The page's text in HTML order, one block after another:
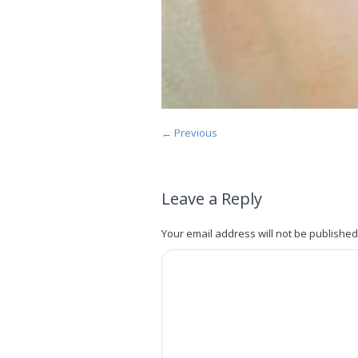
← Previous
Leave a Reply
Your email address will not be